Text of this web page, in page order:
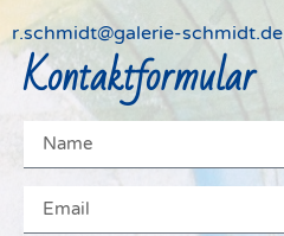
r.schmidt@galerie-schmidt.de
Kontaktformular